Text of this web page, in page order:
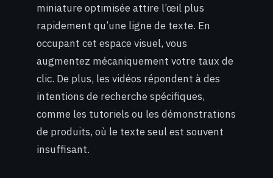
miniature optimisée attire l’œil plus
rapidement qu’une ligne de texte. En
occupant cet espace visuel, vous
augmentez mécaniquement votre taux de
clic. De plus, les vidéos répondent à des
intentions de recherche spécifiques,
comme les tutoriels ou les démonstrations
de produits, où le texte seul est souvent
insuffisant.